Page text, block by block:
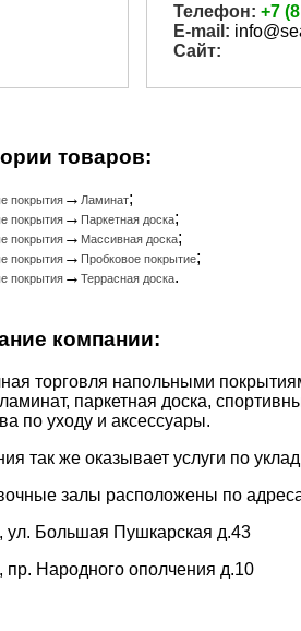
Телефон: +7
E-mail:
Сайт:
товаров:
покрытия → Ламинат;
покрытия → Паркетная доска;
покрытия → Массивная доска;
покрытия → Пробковое покрытие;
покрытия → Террасная доска.
компании:
торговля напольными
паркетная доска,
по уходу и аксессуары.
так же оказывает услуги по
залы расположены по
ул. Большая Пушкарская д.43
пр. Народного ополчения д.10